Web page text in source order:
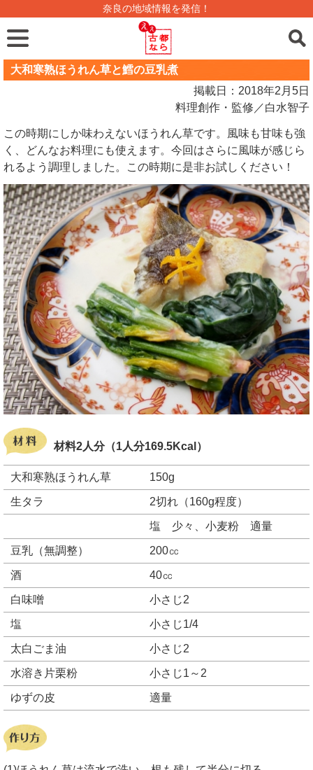
奈良の地域情報を発信！
大和寒熟ほうれん草と鱈の豆乳煮
掲載日：2018年2月5日
料理創作・監修／白水智子
この時期にしか味わえないほうれん草です。風味も甘味も強
く、どんなお料理にも使えます。今回はさらに風味が感じら
れるよう調理しました。この時期に是非お試しください！
材料2人分（1人分169.5Kcal）
大和寒熟ほうれん草 150g
生タラ 2切れ（160g程度）
塩 少々、小麦粉 適量
豆乳（無調整） 200㏄
酒 40㏄
白味噌 小さじ2
塩 小さじ1/4
太白ごま油 小さじ2
水溶き片栗粉 小さじ1～2
ゆずの皮 適量